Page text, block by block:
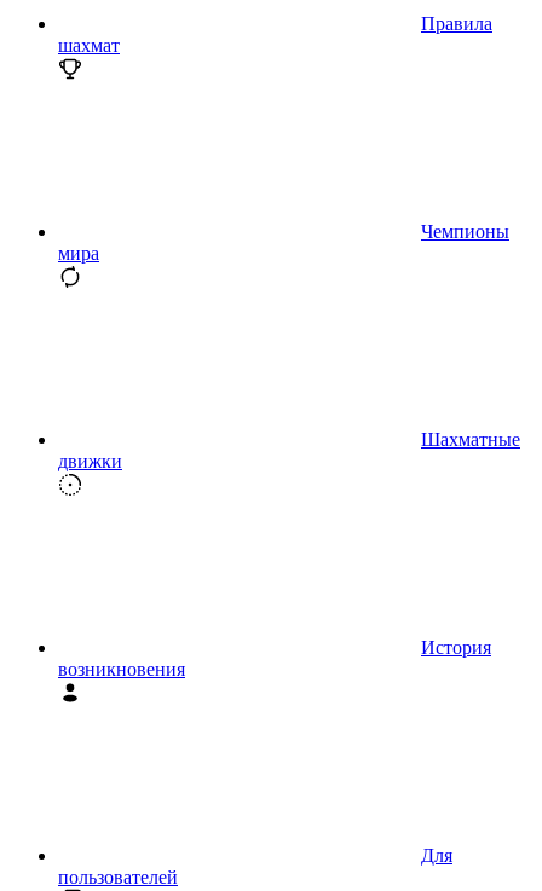
Правила
шахмат
Чемпионы
мира
Шахматные
движки
История
возникновения
Для
пользователей